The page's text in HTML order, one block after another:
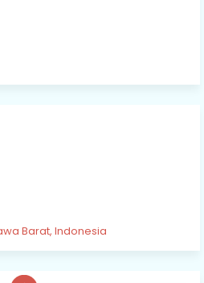
Barat, Indonesia